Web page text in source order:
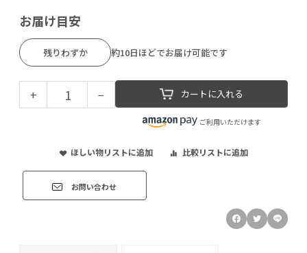
お届け目安
残りわずか 約10日ほどでお届け可能です
+ − カートに入れる
ご利用いただけます
ほしい物リストに追加 比較リストに追加
お問い合わせ